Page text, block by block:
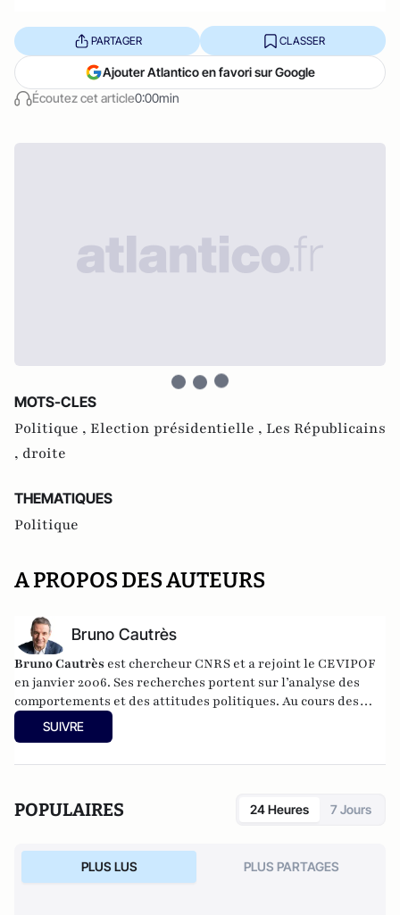
Écoutez cet article0:00min
PARTAGER CLASSER
Ajouter Atlantico en favori sur Google
MOTS-CLES
Politique , Election présidentielle , Les Républicains
, droite
THEMATIQUES
Politique
A PROPOS DES AUTEURS
Bruno Cautrès
Bruno Cautrès est chercheur CNRS et a rejoint le CEVIPOF
en janvier 2006. Ses recherches portent sur l’analyse des
comportements et des attitudes politiques. Au cours des
années récentes, il a participé à différentes recherches
françaises ou européennes portant sur la participation
européenne dans les électorats et les opinions publiques. Il
(toujours) l'Europe ?(éditions de La Documentation
Française, 2014) etHistoire d’une révolution électorale
(2015-2018)avec Anne Muxel (Classiques Garnier, 2019).
SUIVRE
POPULAIRES 24 Heures 7 Jours
PLUS LUS PLUS PARTAGES